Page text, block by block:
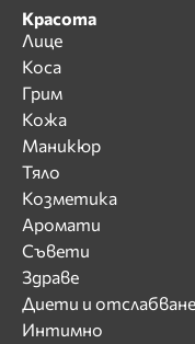
Красота
Лице
Коса
Грим
Кожа
Маникюр
Тяло
Козметика
Аромати
Съвети
Здраве
Диети и отслабване
Интимно